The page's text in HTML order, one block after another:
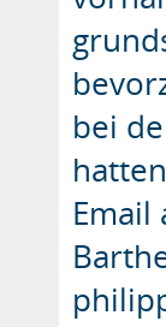
bei
Email